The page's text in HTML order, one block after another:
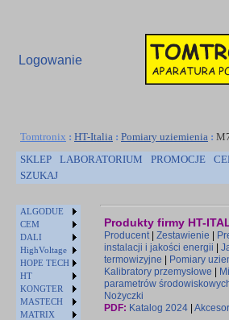
Logowanie
Tomtronix : HT-Italia : Pomiary uziemienia :
SKLEP
LABORATORIUM PROMOCJE
SZUKAJ
ALGODUE
CEM
DALI
HighVoltage
HOPE TECH
HT
KONGTER
MASTECH
MATRIX
Produkty firmy HT-
Producent| Zestawienie
instalacji i jakości energii
termowizyjne
Pomiary
Kalibratory przemysłowe
parametrów
Nożyczki
PDF: Katalog 2024